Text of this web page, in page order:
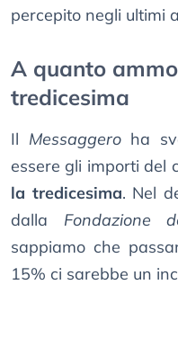
percepito negli ultimi
A quanto
tredicesima
Il Messaggeroha
essere gli importi del
la tredicesima. Nel
dalla Fondazione
sappiamo che
15% ci sarebbe un